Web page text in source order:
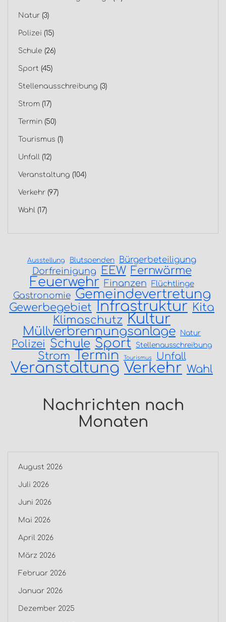
Natur (3)
Polizei (15)
Schule (26)
Sport (45)
Stellenausschreibung (3)
Strom (17)
Termin (50)
Tourismus (1)
Unfall (12)
Veranstaltung (104)
Verkehr (97)
Wahl (17)
Ausstellung Blutspenden Bürgerbeteiligung
Dorfreinigung EEW Fernwärme
Feuerwehr Finanzen Flüchtlinge
Gastronomie Gemeindevertretung
Gewerbegebiet Infrastruktur Kita
Klimaschutz Kultur
Müllverbrennungsanlage Natur
Polizei Schule Sport Stellenausschreibung
Strom Termin Tourismus Unfall
Veranstaltung Verkehr Wahl
Nachrichten nach
Monaten
August 2026
Juli 2026
Juni 2026
Mai 2026
April 2026
März 2026
Februar 2026
Januar 2026
Dezember 2025